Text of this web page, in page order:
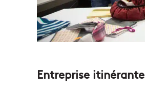
Entreprise itinérante